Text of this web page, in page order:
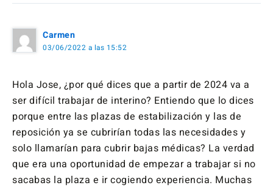
Carmen
03/06/2022 a las 15:52
Hola Jose, ¿por qué dices que a partir de 2024 va a
ser difícil trabajar de interino? Entiendo que lo dices
porque entre las plazas de estabilización y las de
reposición ya se cubrirían todas las necesidades y
solo llamarían para cubrir bajas médicas? La verdad
que era una oportunidad de empezar a trabajar si no
sacabas la plaza e ir cogiendo experiencia. Muchas